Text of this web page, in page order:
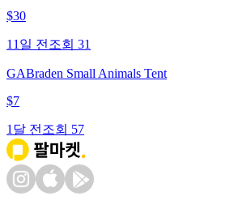
$30
11일 전 조회 31
GABraden Small Animals Tent
$7
1달 전 조회 57